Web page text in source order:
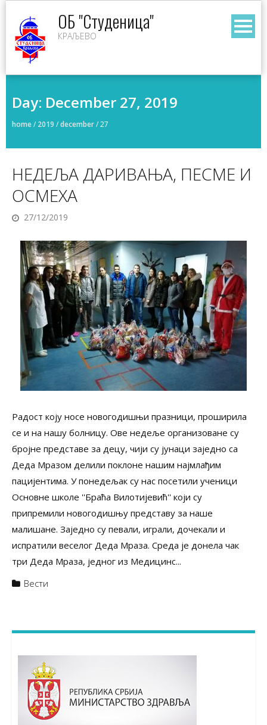
content
ОБ "Студеница"
КРАЉЕВО
Day: December 27, 2019
home/ 2019 /december/27
НЕДЕЉА ДАРИВАЊА, ПЕСМЕ И
ОСМЕХА
27/12/2019
Радост коју носе новогодишњи празници, проширила
се и на нашу болницу. Ове недеље организоване су
бројне представе за децу, чији су јунаци заједно са
Деда Мразом делили поклоне нашим најмлађим
пацијентима. У понедељак су нас посетили ученици
Основне школе ''Браћа Вилотијевић'' који су
припремили новогодишњу представу за наше
малишане. Заједно су певали, играли, дочекали и
испратили веселог Деда Мраза. Среда је донела чак
три Деда Мраза, једног из Медицинс...
Вести